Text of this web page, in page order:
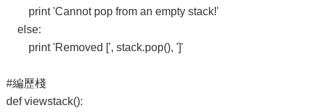
print 'Cannot pop from an empty stack!'
else:
print 'Removed [', stack.pop(), ']'
#編歷棧
def viewstack():